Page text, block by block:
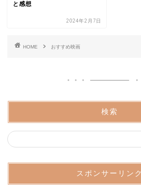
と感想
2024年2月7日
HOME おすすめ映画
検索
スポンサーリンク